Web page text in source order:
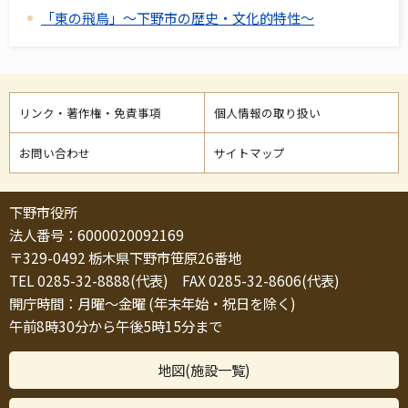
「東の飛鳥」～下野市の歴史・文化的特性～
リンク・著作権・免責事項 個人情報の取り扱い
お問い合わせ サイトマップ
下野市役所
法人番号：6000020092169
〒329-0492 栃木県下野市笹原26番地
TEL 0285-32-8888(代表) FAX 0285-32-8606(代表)
開庁時間：月曜～金曜 (年末年始・祝日を除く)
午前8時30分から午後5時15分まで
地図(施設一覧)